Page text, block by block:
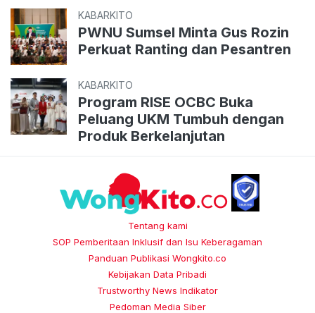
KABARKITO
PWNU Sumsel Minta Gus Rozin
Perkuat Ranting dan Pesantren
KABARKITO
Program RISE OCBC Buka
Peluang UKM Tumbuh dengan
Produk Berkelanjutan
Tentang kami
SOP Pemberitaan Inklusif dan Isu Keberagaman
Panduan Publikasi Wongkito.co
Kebijakan Data Pribadi
Trustworthy News Indikator
Pedoman Media Siber